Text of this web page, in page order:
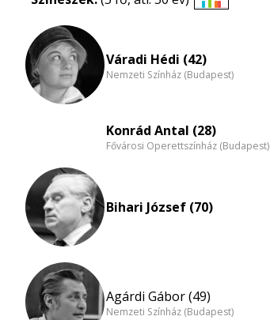
Váradi Hédi (42)
Nemzeti Színház (Budapest)
Konrád Antal (28)
Fővárosi Operettszínház (Budapest)
Bihari József (70)
Agárdi Gábor (49)
Nemzeti Színház (Budapest)